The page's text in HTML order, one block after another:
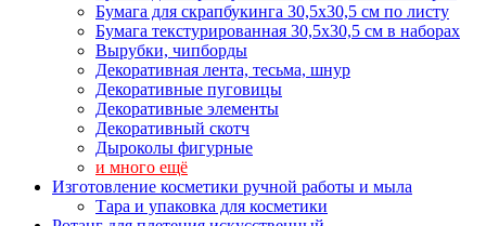
Бумага для скрапбукинга 30,5х30,5 см по листу
Бумага текстурированная 30,5х30,5 см в наборах
Вырубки, чипборды
Декоративная лента, тесьма, шнур
Декоративные пуговицы
Декоративные элементы
Декоративный скотч
Дыроколы фигурные
и много ещё
Изготовление косметики ручной работы и мыла
Тара и упаковка для косметики